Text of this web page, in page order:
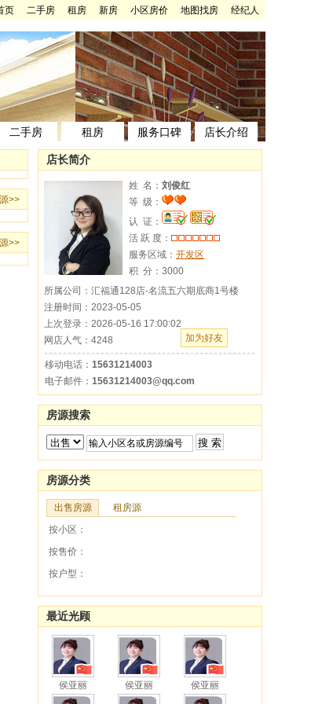
页 二手房 租房 新房 小区房价 地图找房 经纪人
二手房 租房 服务口碑 店长介绍
>>
>>
店长简介
姓 名： 刘俊红
等 级：
认 证：
活 跃 度：
服务区域： 开发区
积 分： 3000
加为好友
所属公司：汇福通128店-名流五六期底商1号楼
注册时间：2023-05-05
上次登录：2026-05-16 17:00:02
网店人气：4248
移动电话：15631214003
电子邮件：15631214003@qq.com
房源搜索
房源分类
出售房源
租房源
按小区：
按售价：
按户型：
最近光顾
侯亚丽 侯亚丽 侯亚丽